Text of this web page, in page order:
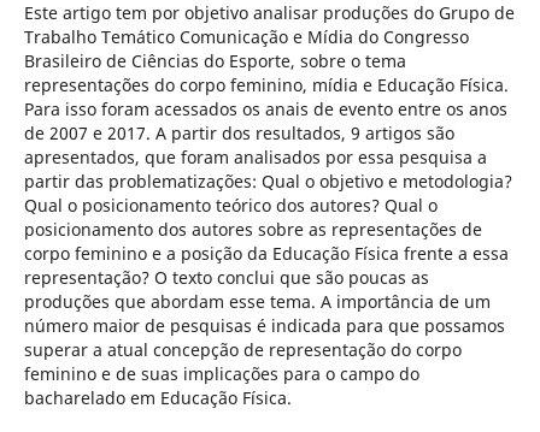
Este artigo tem por objetivo analisar produções do Grupo de
Trabalho Temático Comunicação e Mídia do Congresso
Brasileiro de Ciências do Esporte, sobre o tema
representações do corpo feminino, mídia e Educação Física.
Para isso foram acessados os anais de evento entre os anos
de 2007 e 2017. A partir dos resultados, 9 artigos são
apresentados, que foram analisados por essa pesquisa a
partir das problematizações: Qual o objetivo e metodologia?
Qual o posicionamento teórico dos autores? Qual o
posicionamento dos autores sobre as representações de
corpo feminino e a posição da Educação Física frente a essa
representação? O texto conclui que são poucas as
produções que abordam esse tema. A importância de um
número maior de pesquisas é indicada para que possamos
superar a atual concepção de representação do corpo
feminino e de suas implicações para o campo do
bacharelado em Educação Física.